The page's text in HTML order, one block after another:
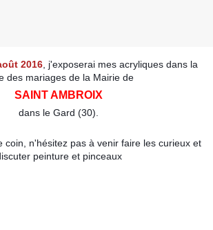
2016 , j'exposerai mes acryliques dans la
des mariages de la Mairie de
SAINT AMBROIX
dans le Gard (30).
coin, n'hésitez pas à venir faire les curieux et
peinture et pinceaux